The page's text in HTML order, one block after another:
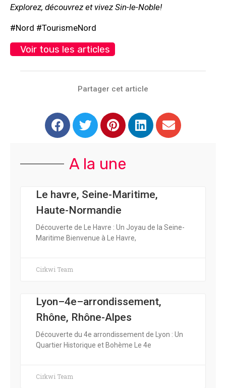
Explorez, découvrez et vivez Sin-le-Noble!
#Nord #TourismeNord
Voir tous les articles
Partager cet article
A la une
Le havre, Seine-Maritime,
Haute-Normandie
Découverte de Le Havre : Un Joyau de la Seine-
Maritime Bienvenue à Le Havre,
Cirkwi Team
Lyon–4e–arrondissement,
Rhône, Rhône-Alpes
Découverte du 4e arrondissement de Lyon : Un
Quartier Historique et Bohème Le 4e
Cirkwi Team